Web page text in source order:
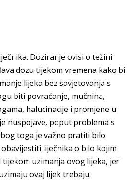
Doziranje ovisi o težini
dozu tijekom vremena kako bi
lijeka bez savjetovanja s
biti povraćanje, mučnina,
halucinacije i promjene u
nuspojave, poput problema s
toga je važno pratiti bilo
liječnika o bilo kojim
uzimanja ovog lijeka, jer
ovaj lijek trebaju